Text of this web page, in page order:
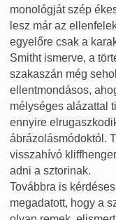
monológját szép
lesz már az
egyelőre csak a
Smitht ismerve, a
szakaszán még
ellentmondásos,
mélységes alázattal
ennyire
ábrázolásmódoktól.
visszahívó
adni a sztorinak.
Továbbra is
megadatott, hogy a